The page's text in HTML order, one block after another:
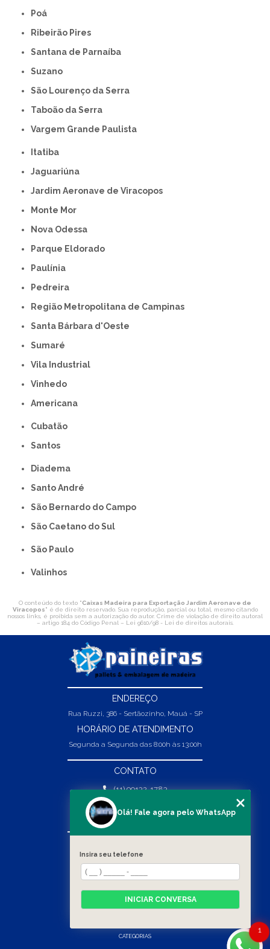
Poá
Ribeirão Pires
Santana de Parnaíba
Suzano
São Lourenço da Serra
Taboão da Serra
Vargem Grande Paulista
Itatiba
Jaguariúna
Jardim Aeronave de Viracopos
Monte Mor
Nova Odessa
Parque Eldorado
Paulínia
Pedreira
Região Metropolitana de Campinas
Santa Bárbara d'Oeste
Sumaré
Vila Industrial
Vinhedo
americana
Cubatão
Santos
Diadema
Santo André
São Bernardo do Campo
São Caetano do Sul
São Paulo
Valinhos
O conteúdo do texto "Caixas Madeira para Exportação Jardim Aeronave de
Viracopos" é de direito reservado. Sua reprodução, parcial ou total, mesmo citando
nossos links, é proibida sem a autorização do autor. Crime de violação de direito autoral
– artigo 184 do Código Penal – Lei 9610/98 - Lei de direitos autorais.
ENDEREÇO
Rua Ruzzi, 386 - Sertãozinho, Mauá - SP
HORÁRIO DE ATENDIMENTO
Segunda a Segunda das 8:00h às 13:00h
CONTATO
(11) 99132-1783
(11) 99132-1783
vendas@abpaineiras.com.br
SOBRE NÓS
PRODUTOS
CATEGORIAS
1
Olá! Fale agora pelo WhatsApp
Insira seu telefone
INICIAR CONVERSA